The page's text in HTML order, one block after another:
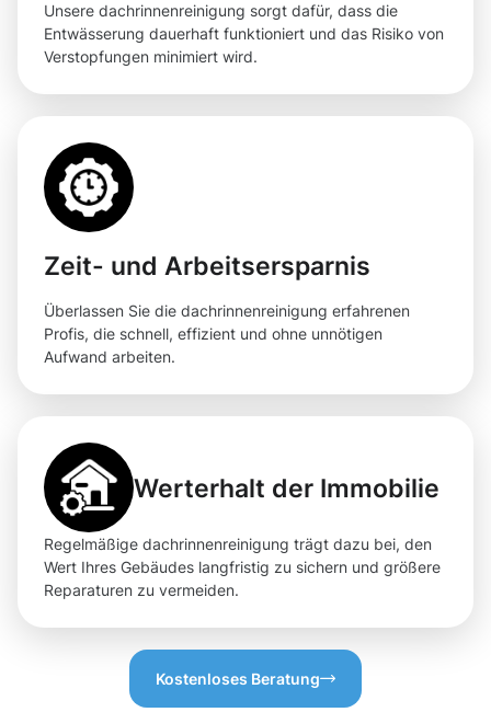
Unsere dachrinnenreinigung sorgt dafür, dass die
Entwässerung dauerhaft funktioniert und das Risiko von
Verstopfungen minimiert wird.
Zeit- und Arbeitsersparnis
Überlassen Sie die dachrinnenreinigung erfahrenen
Profis, die schnell, effizient und ohne unnötigen
Aufwand arbeiten.
Werterhalt der Immobilie
Regelmäßige dachrinnenreinigung trägt dazu bei, den
Wert Ihres Gebäudes langfristig zu sichern und größere
Reparaturen zu vermeiden.
Kostenloses Beratung